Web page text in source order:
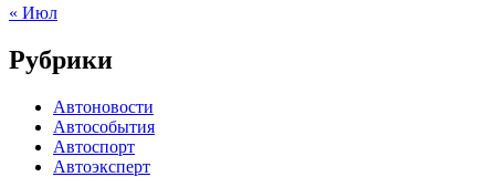
« Июл
Рубрики
Автоновости
Автособытия
Автоспорт
Автоэксперт